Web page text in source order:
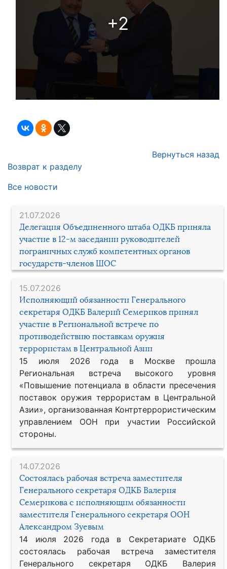
21.07.2026
Делегация Объединенного штаба ОДКБ приняла
участие в 12-м заседании руководителей
пограничных служб компетентных органов
государств-членов ШОС
15.07.2026
Исполняющий обязанности Генерального
секретаря ОДКБ Валерий Семериков принял
участие в Региональной встрече по
противодействию поставкам оружия
террористам в Центральной Азии
15 июля 2026 года в Москве прошла
Региональная встреча высокого уровня
«Повышение потенциала в области пресечения
поставок оружия террористам в Центральной
Азии», организованная Контртеррористическим
управлением ООН при участии Российской
стороны.
14.07.2026
Состоялась рабочая встреча заместителя
Генерального секретаря ОДКБ Валерия
Семерикова с исполняющим обязанности
заместителя Генерального секретаря ООН
Александром Зуевым
14 июля 2026 года в Секретариате ОДКБ
состоялась рабочая встреча заместителя
Генерального секретаря ОДКБ Валерия
+2
Вернуться назад
Возврат к разделу
Все новости